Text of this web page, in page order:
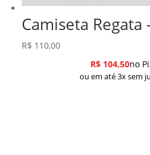
Camiseta Regata
R$ 110,00
R$104,50no
ou em até 3x sem